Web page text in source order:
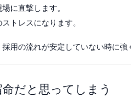
に直撃します。
トレスになります。
用の流れが安定していない時に強
だと思ってしまう